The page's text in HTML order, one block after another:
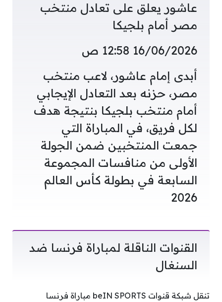
عاشور يعلق على تعادل منتخب
مصر أمام بلجيكا
16/06/2026 12:58 ص
أبدى إمام عاشور، لاعب منتخب
مصر، حزنه بعد التعادل الإيجابي
أمام منتخب بلجيكا بنتيجة هدف
لكل فريق، في المباراة التي
جمعت المنتخبين ضمن الجولة
الأولى من منافسات المجموعة
السابعة في بطولة كأس العالم
2026
القنوات الناقلة لمباراة فرنسا ضد
السنغال
تنقل شبكة قنوات beIN SPORTS مباراة فرنسا